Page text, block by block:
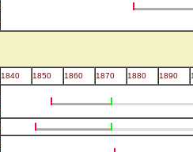
1840 1850 1860 1870 1880 1890